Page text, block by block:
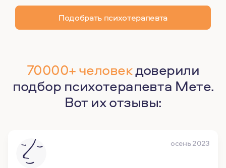
Подобрать психотерапевта
70000+ человекдоверили
подбор психотерапевта Мете.
Вот их отзывы:
осень 2023